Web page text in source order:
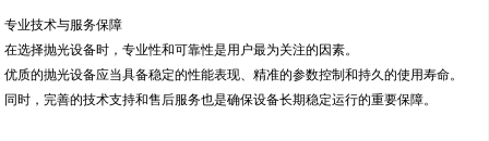
专业技术与服务保障
在选择抛光设备时，专业性和可靠性是用户最为关注的因素。
优质的抛光设备应当具备稳定的性能表现、精准的参数控制和持久的使用寿命。
同时，完善的技术支持和售后服务也是确保设备长期稳定运行的重要保障。